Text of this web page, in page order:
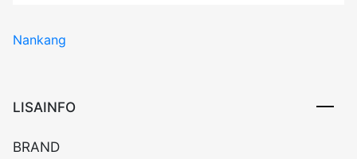
94V
kogus
Nankang
LISAINFO
BRAND